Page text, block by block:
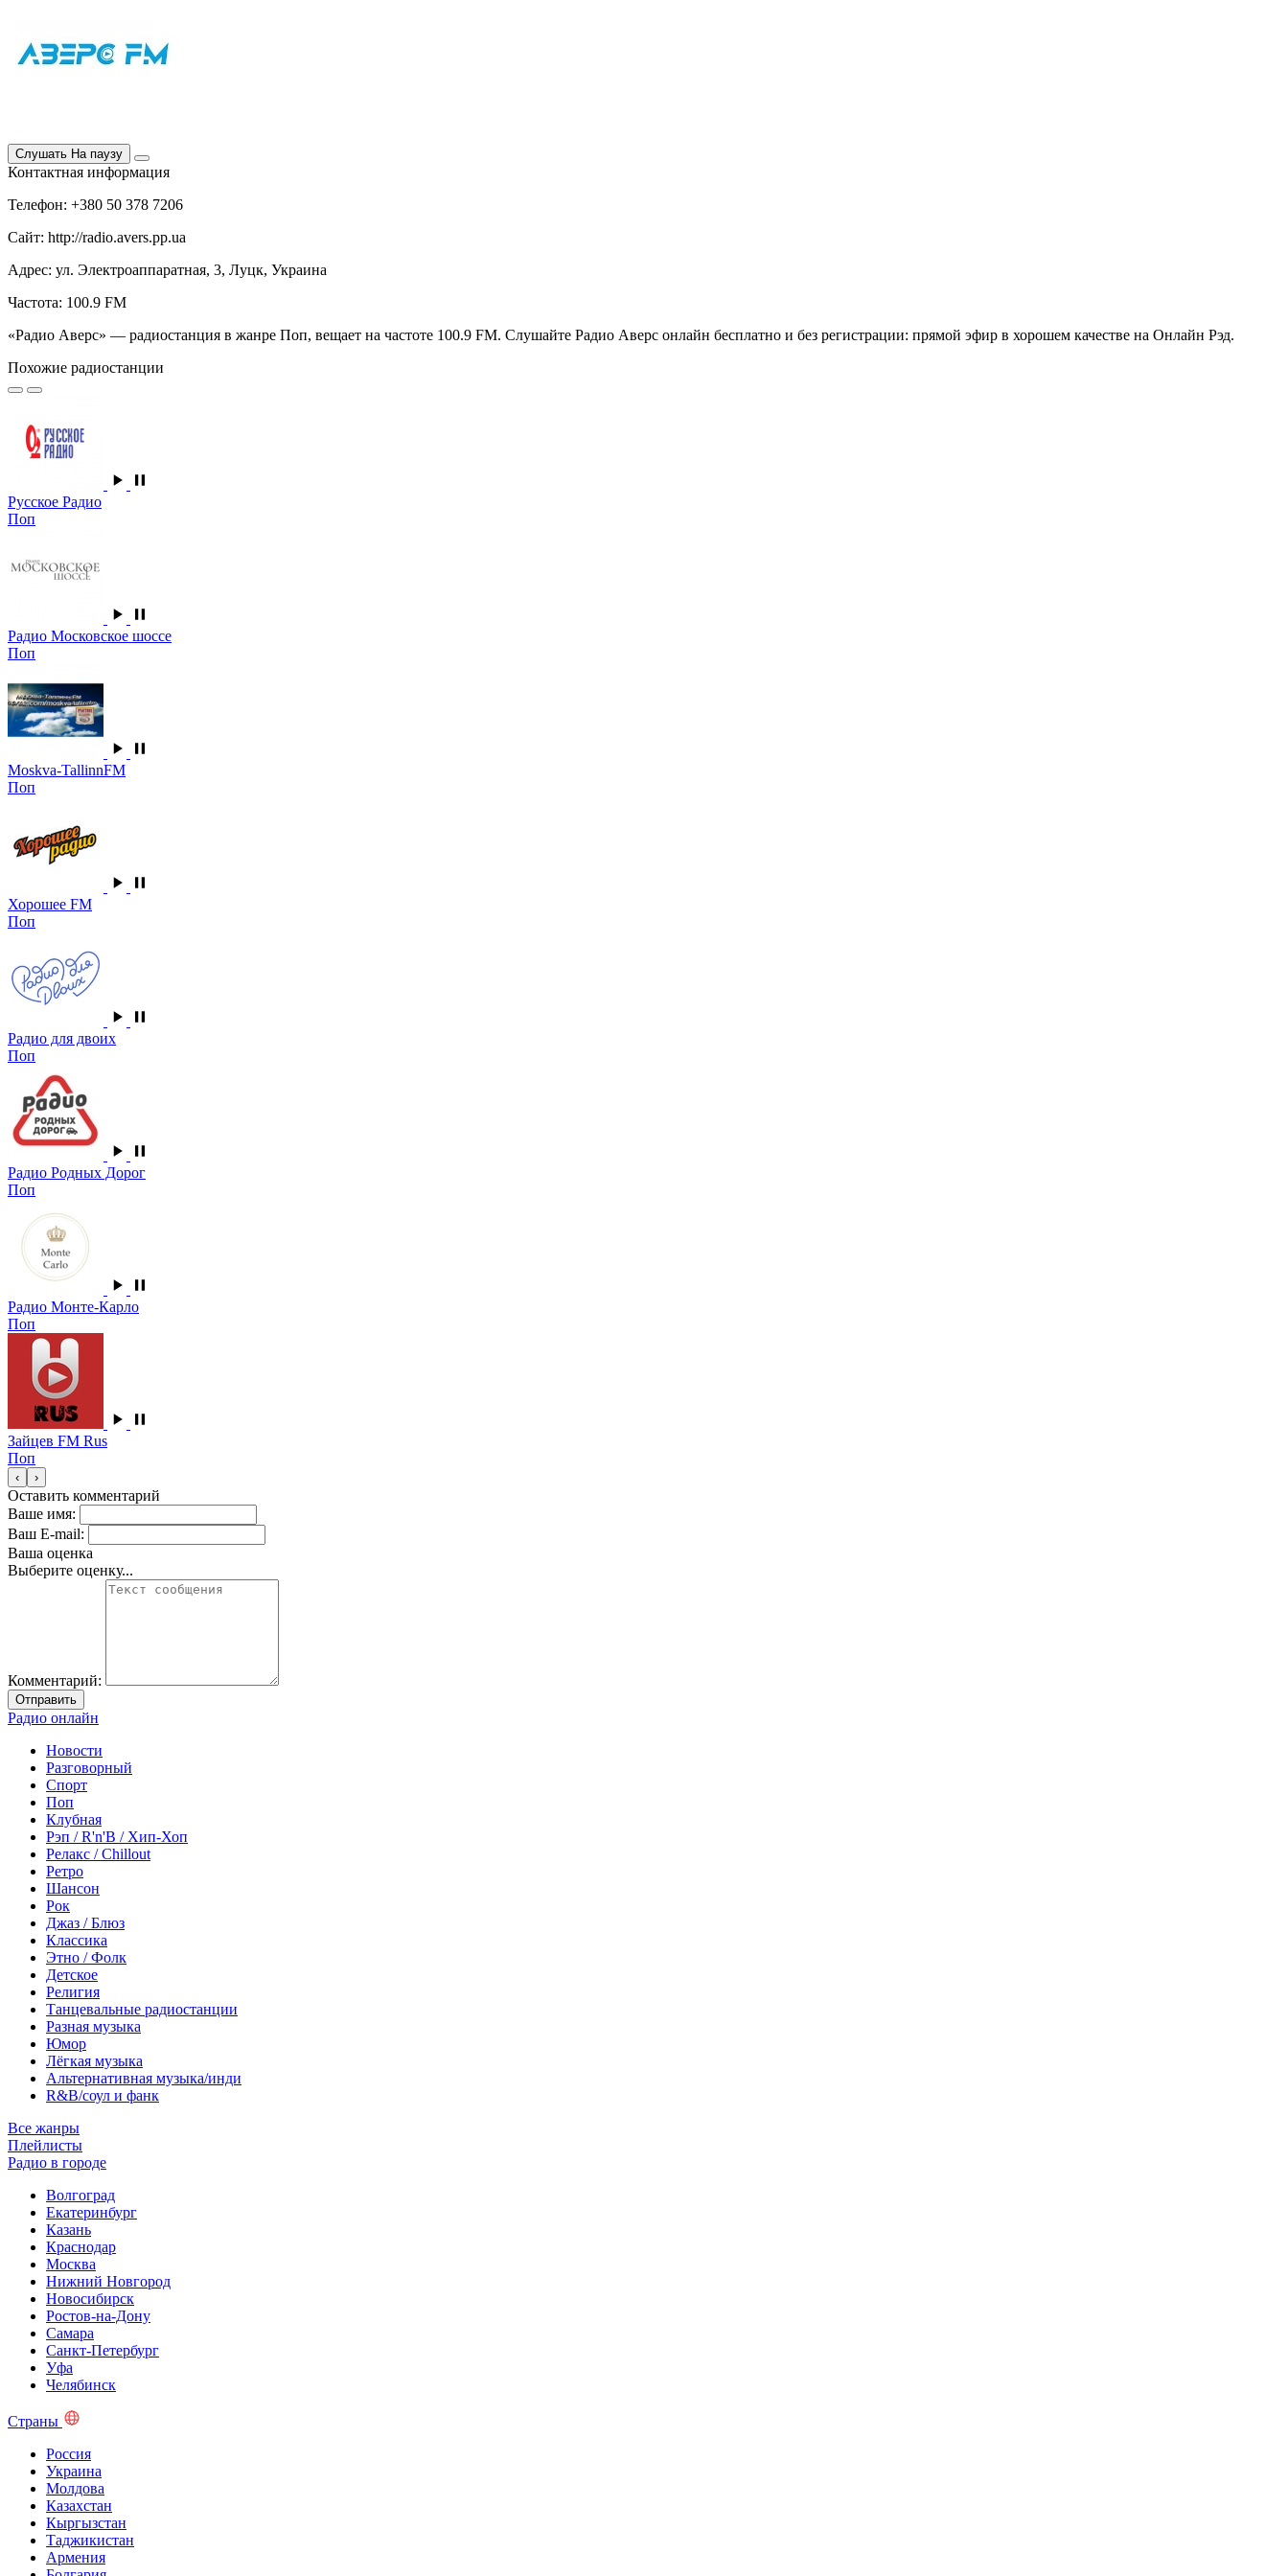
Слушать На паузу
Контактная информация
Телефон: +380 50 378 7206
Сайт: http://radio.avers.pp.ua
Адрес: ул. Электроаппаратная, 3, Луцк, Украина
Частота: 100.9 FM
«Радио Аверс» — радиостанция в жанре Поп, вещает на частоте 100.9 FM. Слушайте Радио Аверс онлайн бесплатно и без регистрации: прямой эфир в хорошем качестве на Онлайн Рэд.
Похожие радиостанции
Русское Радио
Поп
Радио Московское шоссе
Поп
Moskva-TallinnFM
Поп
Хорошее FM
Поп
Радио для двоих
Поп
Радио Родных Дорог
Поп
Радио Монте-Карло
Поп
Зайцев FM Rus
Поп
‹ ›
Оставить комментарий
Ваше имя:
Ваш E-mail:
Ваша оценка
Выберите оценку...
Комментарий:
Отправить
Радио онлайн
Новости
Разговорный
Спорт
Поп
Клубная
Рэп / R'n'B / Хип-Хоп
Релакс / Chillout
Ретро
Шансон
Рок
Джаз / Блюз
Классика
Этно / Фолк
Детское
Религия
Танцевальные радиостанции
Разная музыка
Юмор
Лёгкая музыка
Альтернативная музыка/инди
R&B/cоул и фанк
Все жанры
Плейлисты
Радио в городе
Волгоград
Екатеринбург
Казань
Краснодар
Москва
Нижний Новгород
Новосибирск
Ростов-на-Дону
Самара
Санкт-Петербург
Уфа
Челябинск
Страны
Россия
Украина
Молдова
Казахстан
Кыргызстан
Таджикистан
Армения